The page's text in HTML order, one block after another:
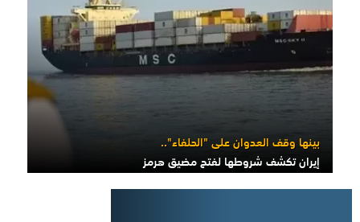
بينها وقف العدوان على "الحلفاء"..
إيران تكشف شروطها لفتح مضيق هرمز